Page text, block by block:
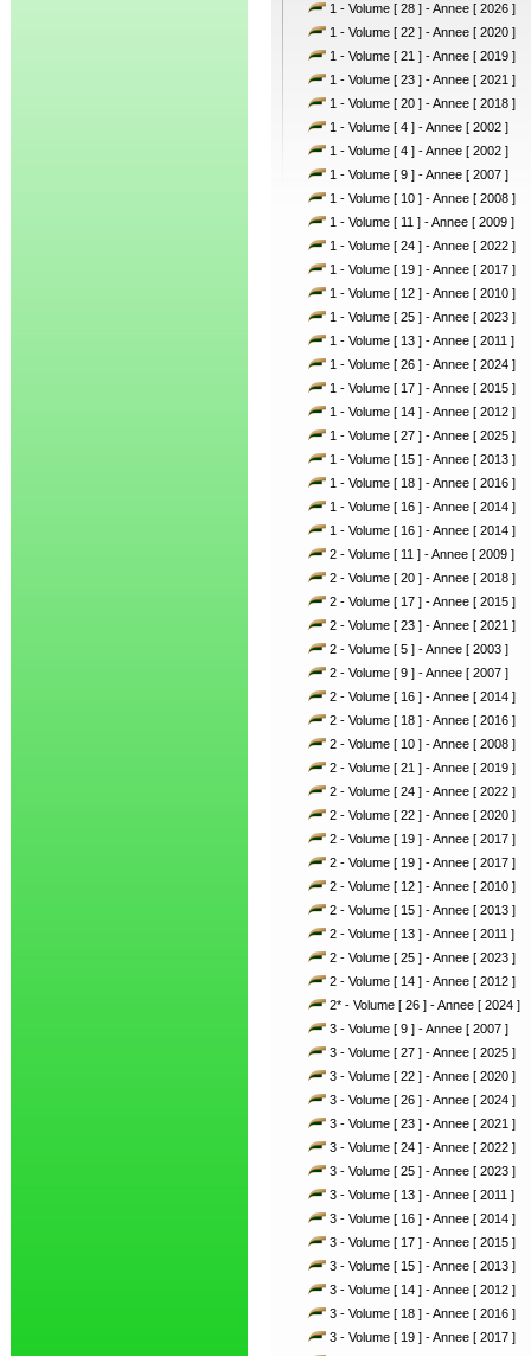
1 - Volume [ 28 ] - Annee [ 2026 ]
1 - Volume [ 22 ] - Annee [ 2020 ]
1 - Volume [ 21 ] - Annee [ 2019 ]
1 - Volume [ 23 ] - Annee [ 2021 ]
1 - Volume [ 20 ] - Annee [ 2018 ]
1 - Volume [ 4 ] - Annee [ 2002 ]
1 - Volume [ 4 ] - Annee [ 2002 ]
1 - Volume [ 9 ] - Annee [ 2007 ]
1 - Volume [ 10 ] - Annee [ 2008 ]
1 - Volume [ 11 ] - Annee [ 2009 ]
1 - Volume [ 24 ] - Annee [ 2022 ]
1 - Volume [ 19 ] - Annee [ 2017 ]
1 - Volume [ 12 ] - Annee [ 2010 ]
1 - Volume [ 25 ] - Annee [ 2023 ]
1 - Volume [ 13 ] - Annee [ 2011 ]
1 - Volume [ 26 ] - Annee [ 2024 ]
1 - Volume [ 17 ] - Annee [ 2015 ]
1 - Volume [ 14 ] - Annee [ 2012 ]
1 - Volume [ 27 ] - Annee [ 2025 ]
1 - Volume [ 15 ] - Annee [ 2013 ]
1 - Volume [ 18 ] - Annee [ 2016 ]
1 - Volume [ 16 ] - Annee [ 2014 ]
1 - Volume [ 16 ] - Annee [ 2014 ]
2 - Volume [ 11 ] - Annee [ 2009 ]
2 - Volume [ 20 ] - Annee [ 2018 ]
2 - Volume [ 17 ] - Annee [ 2015 ]
2 - Volume [ 23 ] - Annee [ 2021 ]
2 - Volume [ 5 ] - Annee [ 2003 ]
2 - Volume [ 9 ] - Annee [ 2007 ]
2 - Volume [ 16 ] - Annee [ 2014 ]
2 - Volume [ 18 ] - Annee [ 2016 ]
2 - Volume [ 10 ] - Annee [ 2008 ]
2 - Volume [ 21 ] - Annee [ 2019 ]
2 - Volume [ 24 ] - Annee [ 2022 ]
2 - Volume [ 22 ] - Annee [ 2020 ]
2 - Volume [ 19 ] - Annee [ 2017 ]
2 - Volume [ 19 ] - Annee [ 2017 ]
2 - Volume [ 12 ] - Annee [ 2010 ]
2 - Volume [ 15 ] - Annee [ 2013 ]
2 - Volume [ 13 ] - Annee [ 2011 ]
2 - Volume [ 25 ] - Annee [ 2023 ]
2 - Volume [ 14 ] - Annee [ 2012 ]
2* - Volume [ 26 ] - Annee [ 2024 ]
3 - Volume [ 9 ] - Annee [ 2007 ]
3 - Volume [ 27 ] - Annee [ 2025 ]
3 - Volume [ 22 ] - Annee [ 2020 ]
3 - Volume [ 26 ] - Annee [ 2024 ]
3 - Volume [ 23 ] - Annee [ 2021 ]
3 - Volume [ 24 ] - Annee [ 2022 ]
3 - Volume [ 25 ] - Annee [ 2023 ]
3 - Volume [ 13 ] - Annee [ 2011 ]
3 - Volume [ 16 ] - Annee [ 2014 ]
3 - Volume [ 17 ] - Annee [ 2015 ]
3 - Volume [ 15 ] - Annee [ 2013 ]
3 - Volume [ 14 ] - Annee [ 2012 ]
3 - Volume [ 18 ] - Annee [ 2016 ]
3 - Volume [ 19 ] - Annee [ 2017 ]